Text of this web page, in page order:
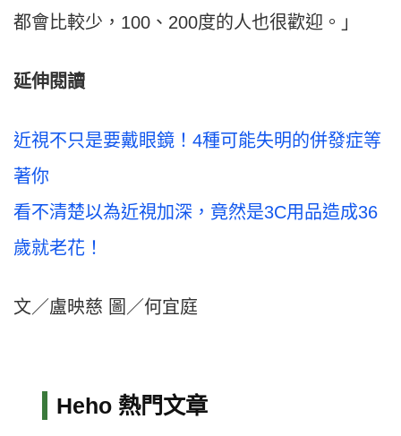
都會比較少，100、200度的人也很歡迎。」
延伸閱讀
近視不只是要戴眼鏡！4種可能失明的併發症等
著你
看不清楚以為近視加深，竟然是3C用品造成36
歲就老花！
文／盧映慈 圖／何宜庭
Heho 熱門文章